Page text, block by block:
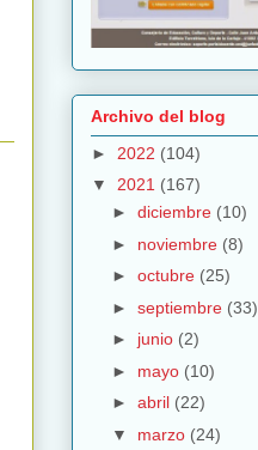
Archivo del blog
► 2022 (104)
▼ 2021 (167)
► diciembre (10)
► noviembre (8)
► octubre (25)
► septiembre (33)
► junio (2)
► mayo (10)
► abril (22)
▼ marzo (24)